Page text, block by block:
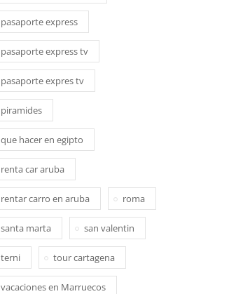
pasaporte express
pasaporte express tv
pasaporte expres tv
piramides
que hacer en egipto
renta car aruba
rentar carro en aruba roma
santa marta san valentin
terni tour cartagena
vacaciones en Marruecos